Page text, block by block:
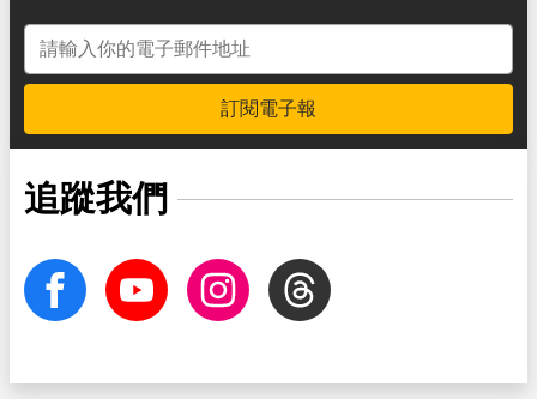
電子郵件地址
訂閱電子報
追蹤我們
facebook Youtube InstagramThreads